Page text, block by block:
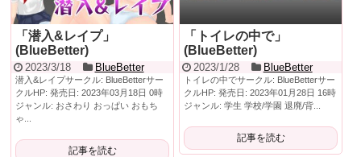
「潜入&レイプ」
(BlueBetter)
2023/3/18 BlueBetter
潜入&レイプサークル: BlueBetterサー
クルHP: 発売日: 2023年03月18日 0時
ジャンル: おさわり おっぱい おもち
ゃ...
記事を読む
「トイレの中で」
(BlueBetter)
2023/1/28 BlueBetter
トイレの中でサークル: BlueBetterサー
クルHP: 発売日: 2023年01月28日 16時
ジャンル: 学生 学校/学園 退廃/背...
記事を読む